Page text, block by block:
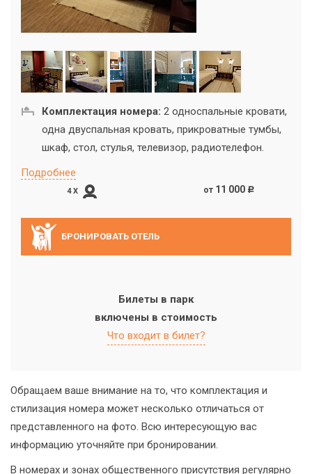
Комплектация номера: 2 односпальные кровати,
одна двуспальная кровать, прикроватные тумбы,
шкаф, стол, стулья, телевизор, радиотелефон.
Подробнее
4 X от11 000 c
БРОНИРОВАТЬ ОТЕЛЬ
Билеты в парк
включены в стоимость
Что входит в билет?
Обращаем ваше внимание на то, что комплектация и
стилизация номера может несколько отличаться от
представленного на фото. Всю интересующую вас
информацию уточняйте при бронировании.
В номерах и зонах общественного присутствия регулярно